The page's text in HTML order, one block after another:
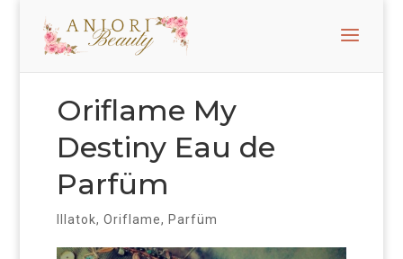
Oriflame My
Destiny Eau de
Parfüm
Illatok, Oriflame, Parfüm